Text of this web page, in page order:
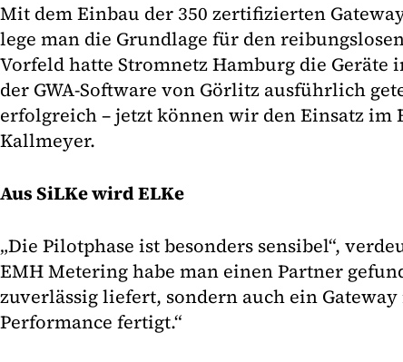
Mit dem Einbau der 350 zertifizierten
lege man die Grundlage für den
Vorfeld hatte Stromnetz Hamburg die Geräte
der GWA-Software von Görlitz ausführlich
erfolgreich – jetzt können wir den Einsatz im
Kallmeyer.
Aus SiLKe wird ELKe
„Die Pilotphase ist besonders sensibel“,
EMH Metering habe man einen Partner
zuverlässig liefert, sondern auch ein
Performance fertigt.“